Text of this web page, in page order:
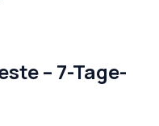
– 7-Tage-